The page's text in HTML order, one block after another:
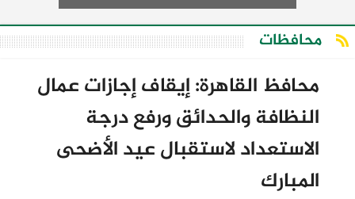
محافظات
محافظ القاهرة: إيقاف إجازات عمال
النظافة والحدائق ورفع درجة
الاستعداد لاستقبال عيد الأضحى
المبارك